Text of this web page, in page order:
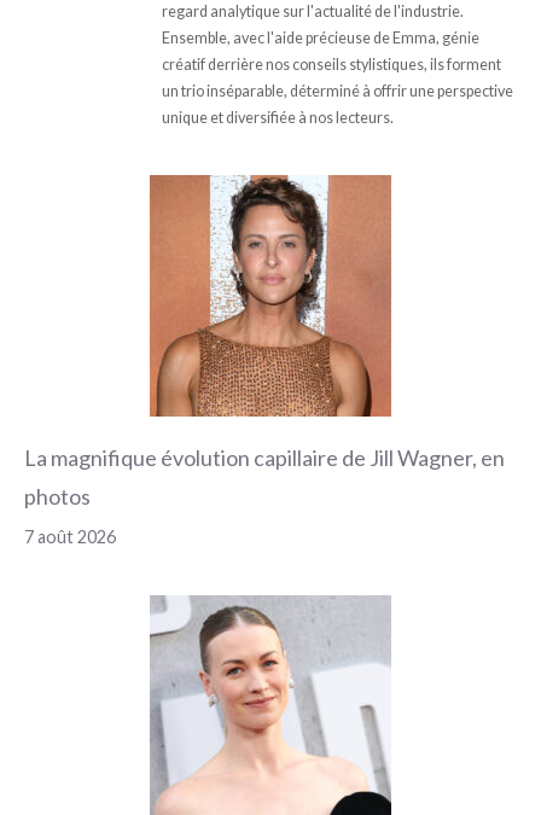
regard analytique sur l'actualité de l'industrie.
Ensemble, avec l'aide précieuse de Emma, génie
créatif derrière nos conseils stylistiques, ils forment
un trio inséparable, déterminé à offrir une perspective
unique et diversifiée à nos lecteurs.
La magnifique évolution capillaire de Jill Wagner, en
photos
7 août 2026